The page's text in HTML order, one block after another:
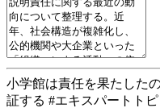
小学館は責任を果たした
証する #エキスパートト